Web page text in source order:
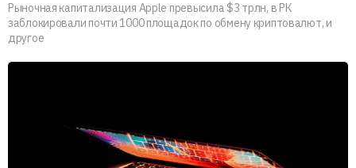
Рыночная капитализация Apple превысила $3 трлн, в РК
заблокировали почти 1000 площадок по обмену криптовалют, и
другое